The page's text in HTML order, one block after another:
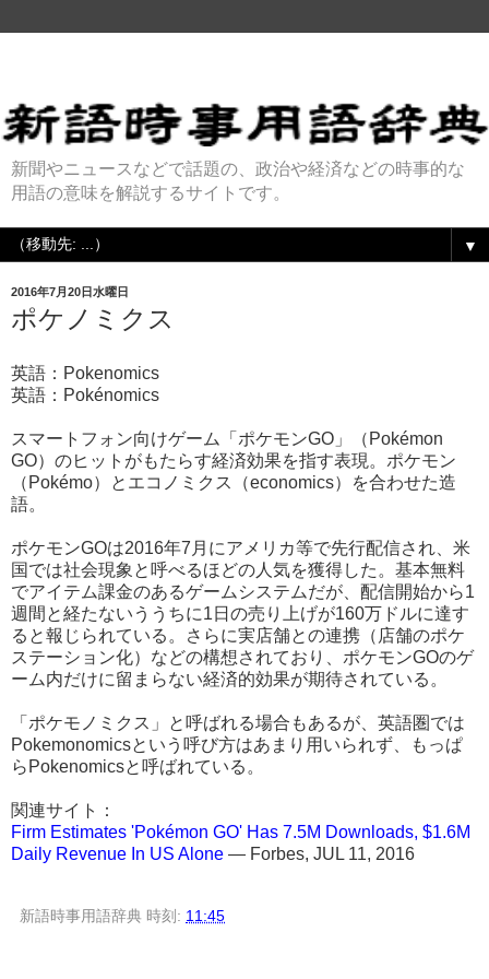
新聞やニュースなどで話題の、政治や経済などの時事的な
用語の意味を解説するサイトです。
▼
2016年7月20日水曜日
ポケノミクス
英語：Pokenomics
英語：Pokénomics
スマートフォン向けゲーム「ポケモンGO」（Pokémon
GO）のヒットがもたらす経済効果を指す表現。ポケモン
（Pokémo）とエコノミクス（economics）を合わせた造
語。
ポケモンGOは2016年7月にアメリカ等で先行配信され、米
国では社会現象と呼べるほどの人気を獲得した。基本無料
でアイテム課金のあるゲームシステムだが、配信開始から1
週間と経たないううちに1日の売り上げが160万ドルに達す
ると報じられている。さらに実店舗との連携（店舗のポケ
ステーション化）などの構想されており、ポケモンGOのゲ
ーム内だけに留まらない経済的効果が期待されている。
「ポケモノミクス」と呼ばれる場合もあるが、英語圏では
Pokemonomicsという呼び方はあまり用いられず、もっぱ
らPokenomicsと呼ばれている。
関連サイト：
Firm Estimates 'Pokémon GO' Has 7.5M Downloads, $1.6M
Daily Revenue In US Alone ― Forbes, JUL 11, 2016
新語時事用語辞典 時刻: 11:45